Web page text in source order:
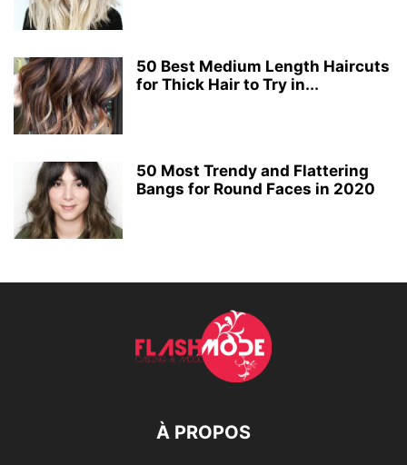
50 Best Medium Length Haircuts
for Thick Hair to Try in...
50 Most Trendy and Flattering
Bangs for Round Faces in 2020
À PROPOS